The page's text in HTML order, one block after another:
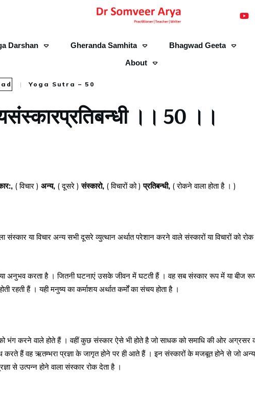
Darshan Gheranda Samhita
Bhagwad Geeta
About
| Yoga Sutra – 50
।। 50 ।।
( विचार ) अन्य, ( दूसरे )संस्कारो, ( विचारों को )प्रतिबन्धी, ( रोकने वाला होता है । )
संस्कार या विचार अन्य सभी दूसरे व्युत्थान अर्थात परेशान करने वाले संस्कारों या विचारों को रोक
अनुभव करता है । जितनी घटनाएं उसके जीवन में घटती हैं । वह सब संस्कार रूप में या बीज
रहती हैं । यही मनुष्य का कर्माशय अर्थात कर्मों का संचय होता है ।
भंग करने वाले होते हैं । वहीं कुछ संस्कार ऐसे भी होते है जो साधक को समाधि की ओर अग्रसर
हैं वह ऋतम्भरा प्रज्ञा के जागृत होने पर ही आते हैं । इन संस्कारों के मजबूत होने से जो अन्य
से उत्पन्न होने वाला संस्कार रोक देता है ।